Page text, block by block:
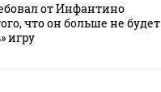
от Инфантино
что он больше не будет
игру